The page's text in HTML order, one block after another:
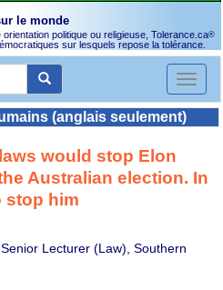
le monde
politique ou religieuse, Tolerance.ca®
sur lesquels repose la tolérance.
Toggle
(anglais seulement)
would stop Elon
Australian election. In
stop him
Lecturer (Law), Southern